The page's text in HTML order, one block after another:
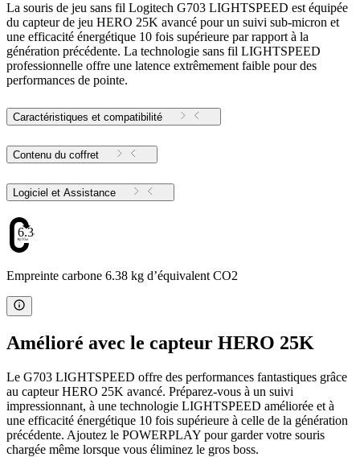
La souris de jeu sans fil Logitech G703 LIGHTSPEED est équipée
du capteur de jeu HERO 25K avancé pour un suivi sub-micron et
une efficacité énergétique 10 fois supérieure par rapport à la
génération précédente. La technologie sans fil LIGHTSPEED
professionnelle offre une latence extrêmement faible pour des
performances de pointe.
Caractéristiques et compatibilité
Contenu du coffret
Logiciel et Assistance
6.38
Empreinte carbone 6.38 kg d’équivalent CO2
Amélioré avec le capteur HERO 25K
Le G703 LIGHTSPEED offre des performances fantastiques grâce
au capteur HERO 25K avancé. Préparez-vous à un suivi
impressionnant, à une technologie LIGHTSPEED améliorée et à
une efficacité énergétique 10 fois supérieure à celle de la génération
précédente. Ajoutez le POWERPLAY pour garder votre souris
chargée même lorsque vous éliminez le gros boss.